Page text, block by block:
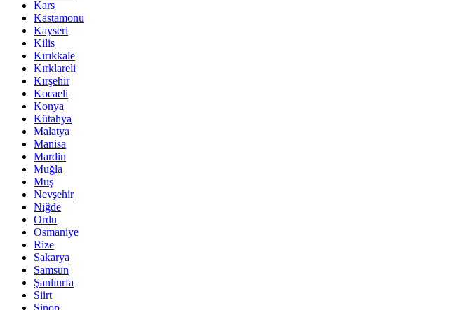
Kars
Kastamonu
Kayseri
Kilis
Kırıkkale
Kırklareli
Kırşehir
Kocaeli
Konya
Kütahya
Malatya
Manisa
Mardin
Muğla
Muş
Nevşehir
Niğde
Ordu
Osmaniye
Rize
Sakarya
Samsun
Şanlıurfa
Siirt
Sinop